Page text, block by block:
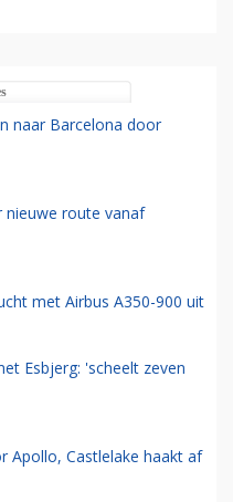
naar Barcelona door
nieuwe route vanaf
met Airbus A350-900 uit
Esbjerg: 'scheelt zeven
Apollo, Castlelake haakt af